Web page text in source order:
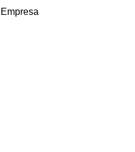
Empresa